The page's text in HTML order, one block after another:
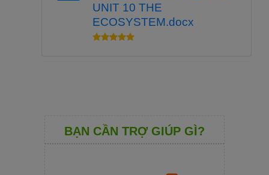
UNIT 10 THE
ECOSYSTEM.docx
BẠN CẦN TRỢ GIÚP GÌ?